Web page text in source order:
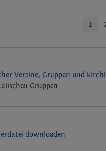
1
Vereine, Gruppen und
Gruppen
downloaden